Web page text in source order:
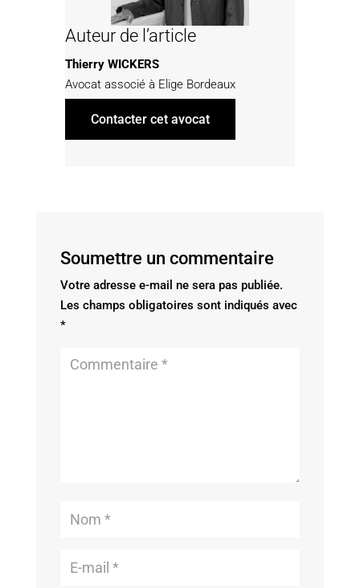
Auteur de l’article
Thierry WICKERS
Avocat associé à Elige Bordeaux
Contacter cet avocat
Soumettre un commentaire
Votre adresse e-mail ne sera pas publiée.
Les champs obligatoires sont indiqués avec
*